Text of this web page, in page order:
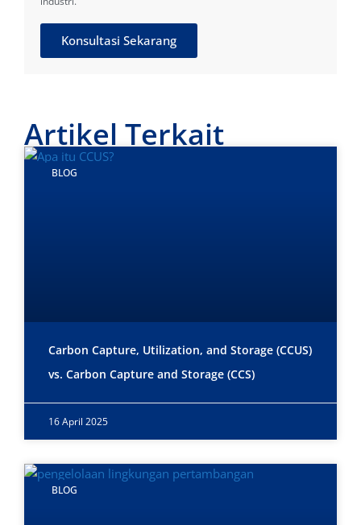
Konsultasi Sekarang
Artikel Terkait
BLOG
Carbon Capture, Utilization, and Storage (CCUS)
vs. Carbon Capture and Storage (CCS)
16 April 2025
BLOG